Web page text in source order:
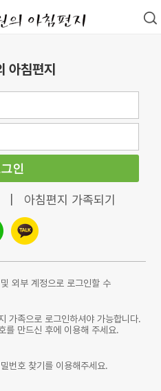
아침편지
인
아침편지 가족되기
외부 계정으로 로그인할 수
가족으로 로그인하셔야 가능합니다.
를 만드신 후에 이용해 주세요.
번호 찾기를 이용해주세요.